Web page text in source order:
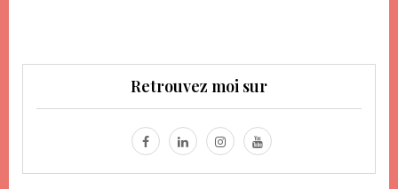
Retrouvez moi sur